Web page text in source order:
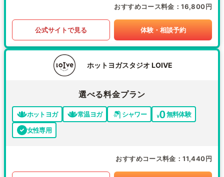
おすすめコース料金 16,800円
公式サイトで見る 体験・相談予約
ホットヨガスタジオ LOIVE
選べる料金プラン
ホットヨガ 常温ヨガ シャワー
無料体験
女性専用
おすすめコース料金 11,440円